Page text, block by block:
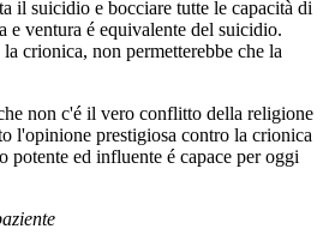
il suicidio e bocciare tutte le capacità di
e ventura é equivalente del suicidio.
crionica, non permetterebbe che la
non c'é il vero conflitto della religione
l'opinione prestigiosa contro la crionica
potente ed influente é capace per oggi